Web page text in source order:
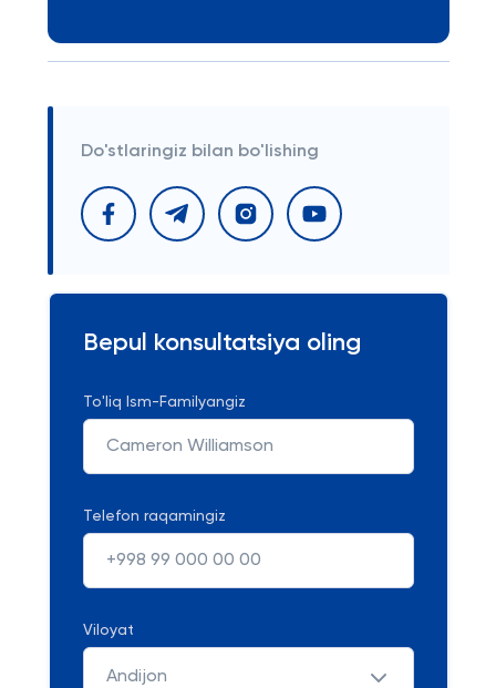
Do'stlaringiz bilan bo'lishing
Bepul konsultatsiya oling
To'liq Ism-Familyangiz
Telefon raqamingiz
Viloyat
Andijon